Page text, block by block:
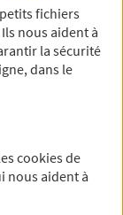
Pour
fichiers
Ils nous aident à
la sécurité
dans le
cookiesde
nous aident à